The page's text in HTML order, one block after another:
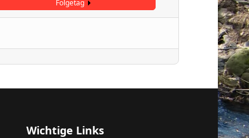
Folgetag
Wichtige Links